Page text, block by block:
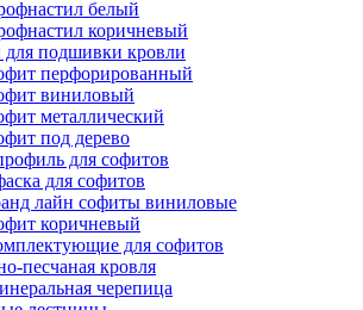
белый
коричневый
подшивки кровли
перфорированный
виниловый
металлический
под дерево
для софитов
для софитов
лайн софиты виниловые
коричневый
для софитов
песчаная кровля
черепица